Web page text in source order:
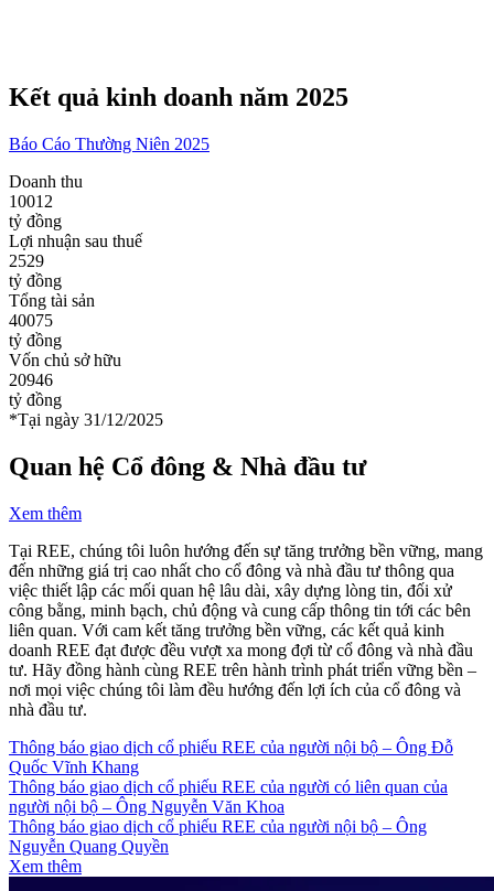
Kết quả kinh doanh năm 2025
Báo Cáo Thường Niên 2025
Doanh thu
10012
tỷ đồng
Lợi nhuận sau thuế
2529
tỷ đồng
Tổng tài sản
40075
tỷ đồng
Vốn chủ sở hữu
20946